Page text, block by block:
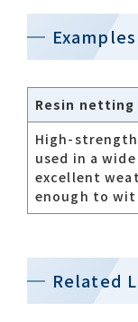
Global
Contact list
Resin netting
High-
used in a
excellent
enough to
Related